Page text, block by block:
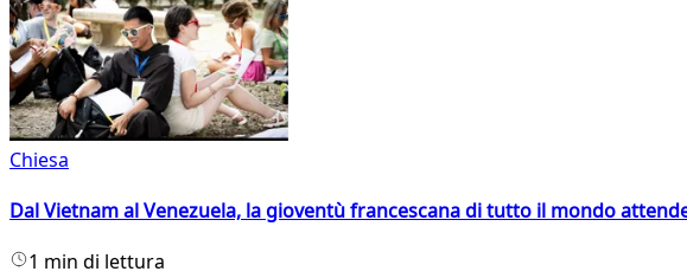
Chiesa
Dal Vietnam al Venezuela, la gioventù francescana di tutto il mondo
1 min di lettura